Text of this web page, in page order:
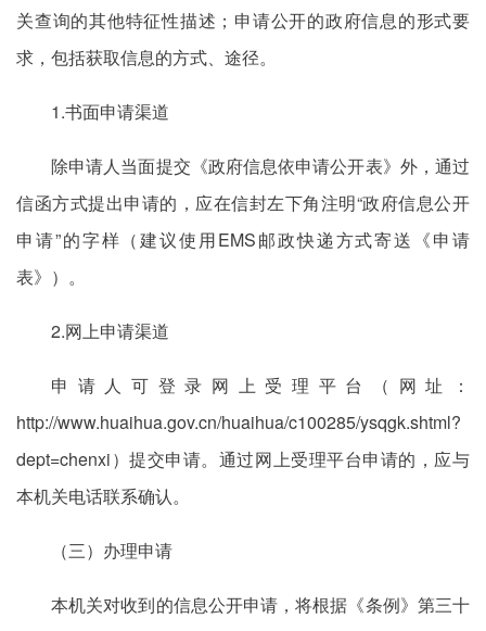
关查询的其他特征性描述；申请公开的政府信息的形式要
求，包括获取信息的方式、途径。
1.书面申请渠道
除申请人当面提交《政府信息依申请公开表》外，通过
信函方式提出申请的，应在信封左下角注明“政府信息公开
申请”的字样（建议使用EMS邮政快递方式寄送《申请
表》）。
2.网上申请渠道
申请人可登录网上受理平台（网址：
http://www.huaihua.gov.cn/huaihua/c100285/ysqgk.shtml?
dept=chenxi）提交申请。通过网上受理平台申请的，应与
本机关电话联系确认。
（三）办理申请
本机关对收到的信息公开申请，将根据《条例》第三十